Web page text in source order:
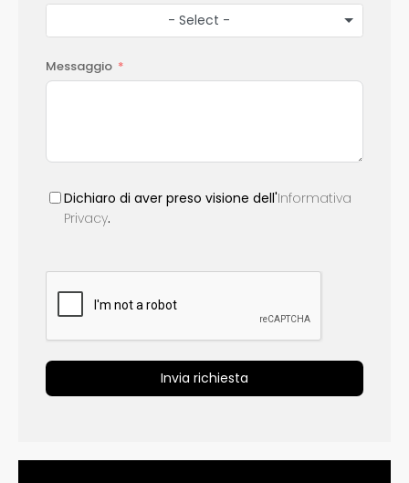
- Select -
Messaggio
Dichiaro di aver preso visione dell'Informativa
Privacy.
Invia richiesta